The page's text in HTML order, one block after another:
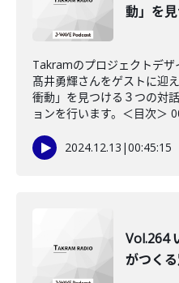
動」を
Takramのプロジェクトデ
髙井勇輝さんをゲストに迎
衝動」を見つける３つの対
ョンを行います。＜目次＞
2024.12.13 |00:45:15
Vol.264
がつく